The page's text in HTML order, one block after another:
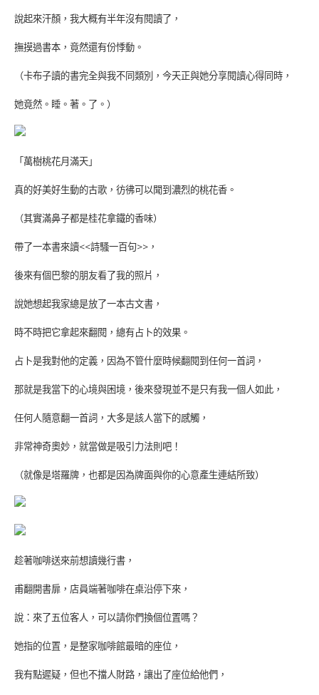
說起來汗顏，我大概有半年沒有閱讀了，
撫摸過書本，竟然還有份悸動。
（卡布子讀的書完全與我不同類別，今天正與她分享閱讀心得同時，
她竟然。睡。著。了。）
「萬樹桃花月滿天」
真的好美好生動的古歌，彷彿可以聞到濃烈的桃花香。
（其實滿鼻子都是桂花拿鐵的香味）
帶了一本書來讀<<詩騷一百句>>，
後來有個巴黎的朋友看了我的照片，
說她想起我家總是放了一本古文書，
時不時把它拿起來翻閱，總有占卜的效果。
占卜是我對他的定義，因為不管什麼時候翻閱到任何一首詞，
那就是我當下的心境與困境，後來發現並不是只有我一個人如此，
任何人隨意翻一首詞，大多是該人當下的感觸，
非常神奇奧妙，就當做是吸引力法則吧！
（就像是塔羅牌，也都是因為牌面與你的心意產生連結所致）
趁著咖啡送來前想讀幾行書，
甫翻開書扉，店員端著咖啡在桌沿停下來，
說：來了五位客人，可以請你們換個位置嗎？
她指的位置，是整家咖啡館最暗的座位，
我有點遲疑，但也不擋人財路，讓出了座位給他們，